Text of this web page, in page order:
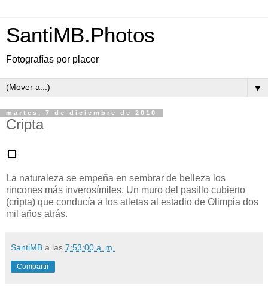
SantiMB.Photos
Fotografías por placer
▼
martes, 7 de diciembre de 2010
Cripta
La naturaleza se empeña en sembrar de belleza los
rincones más inverosímiles. Un muro del pasillo cubierto
(cripta) que conducía a los atletas al estadio de Olimpia dos
mil años atrás.
SantiMB a las 7:53:00 a. m.
Compartir